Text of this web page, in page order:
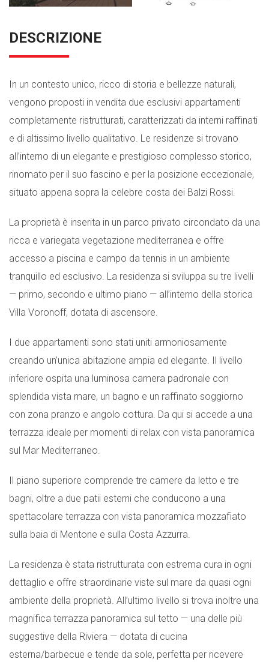
DESCRIZIONE
In un contesto unico, ricco di storia e bellezze naturali,
vengono proposti in vendita due esclusivi appartamenti
completamente ristrutturati, caratterizzati da interni raffinati
e di altissimo livello qualitativo. Le residenze si trovano
all’interno di un elegante e prestigioso complesso storico,
rinomato per il suo fascino e per la posizione eccezionale,
situato appena sopra la celebre costa dei Balzi Rossi.
La proprietà è inserita in un parco privato circondato da una
ricca e variegata vegetazione mediterranea e offre
accesso a piscina e campo da tennis in un ambiente
tranquillo ed esclusivo. La residenza si sviluppa su tre livelli
— primo, secondo e ultimo piano — all’interno della storica
Villa Voronoff, dotata di ascensore.
I due appartamenti sono stati uniti armoniosamente
creando un’unica abitazione ampia ed elegante. Il livello
inferiore ospita una luminosa camera padronale con
splendida vista mare, un bagno e un raffinato soggiorno
con zona pranzo e angolo cottura. Da qui si accede a una
terrazza ideale per momenti di relax con vista panoramica
sul Mar Mediterraneo.
Il piano superiore comprende tre camere da letto e tre
bagni, oltre a due patii esterni che conducono a una
spettacolare terrazza con vista panoramica mozzafiato
sulla baia di Mentone e sulla Costa Azzurra.
La residenza è stata ristrutturata con estrema cura in ogni
dettaglio e offre straordinarie viste sul mare da quasi ogni
ambiente della proprietà. All’ultimo livello si trova inoltre una
magnifica terrazza panoramica sul tetto — una delle più
suggestive della Riviera — dotata di cucina
esterna/barbecue e tende da sole, perfetta per ricevere